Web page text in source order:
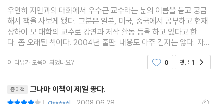
우연히 지인과의 대화에서 우수근 교수라는 분의 이름을 듣고 궁금
해서 책을 사보게 됐다. 그분은 일본, 미국, 중국에서 공부하고 현재
상하이 모 대학의 교수로 강연과 저작 활동 등을 하고 있다고 한
다. 좀 오래된 책이다. 2004년 출판. 내용도 아주 길지는 않다. 자신
의 미국 유학경험을 통해 미국 사회를 설명한 책이다. 이책을 아주
강력하게 권해주기는 좀 그렇고 오래전 미국 유학
이 리뷰가 도움이 되었나요? 0 댓글 1
종이책 그나마 이책이 제일 좋다.